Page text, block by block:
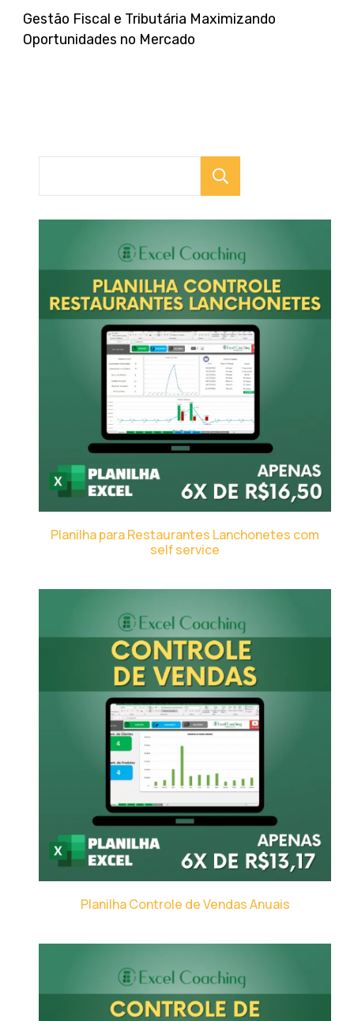
Gestão Fiscal e Tributária Maximizando
Oportunidades no Mercado
Planilha para Restaurantes Lanchonetes com
self service
Planilha Controle de Vendas Anuais